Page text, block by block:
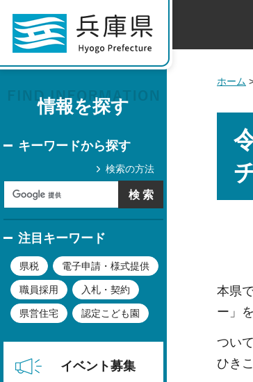
情報を探す
キーワードから探す
検索の方法
注目キーワード
県税 電子申請・様式提供
職員採用 入札・契約
県営住宅 認定こども園
イベント募集
ホーム
本県
ー」
つい
ひき